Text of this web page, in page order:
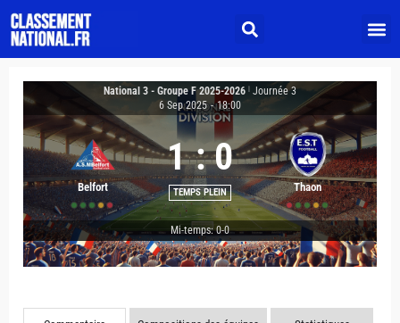
National 3 - Groupe F 2025-2026 Journée 3
6 Sep 2025 - 18:00
Belfort
1 : 0
TEMPS PLEIN Thaon
Mi-temps: 0-0